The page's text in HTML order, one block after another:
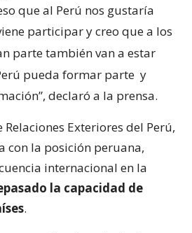
que al Perú nos gustaría
participar y creo que a los
parte también van a estar
pueda formar parte y
declaró a la prensa.
Exteriores del Perú,
con la posición peruana,
internacional en la
la capacidad de
.